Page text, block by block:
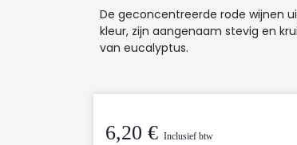
De geconcentreerde rode wijnen
kleur, zijn aangenaam stevig en
van eucalyptus.
6,20 € Inclusief btw